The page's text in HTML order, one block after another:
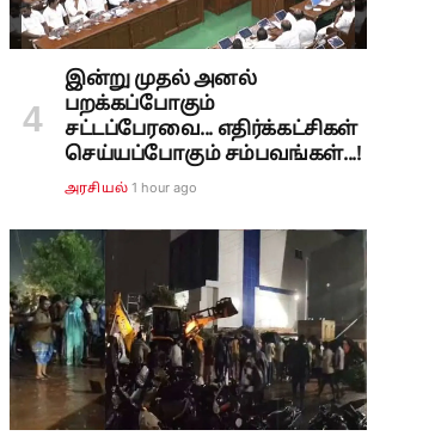
இன்று முதல் அனல்
பறக்கப்போகும்
சட்டப்பேரவை... எதிர்க்கட்சிகள்
செய்யப்போகும் சம்பவங்கள்...!
அரசியல் 1 hour ago